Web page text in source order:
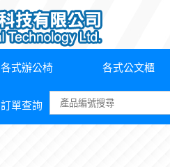
各式辦公椅 各式公文櫃
訂單查詢